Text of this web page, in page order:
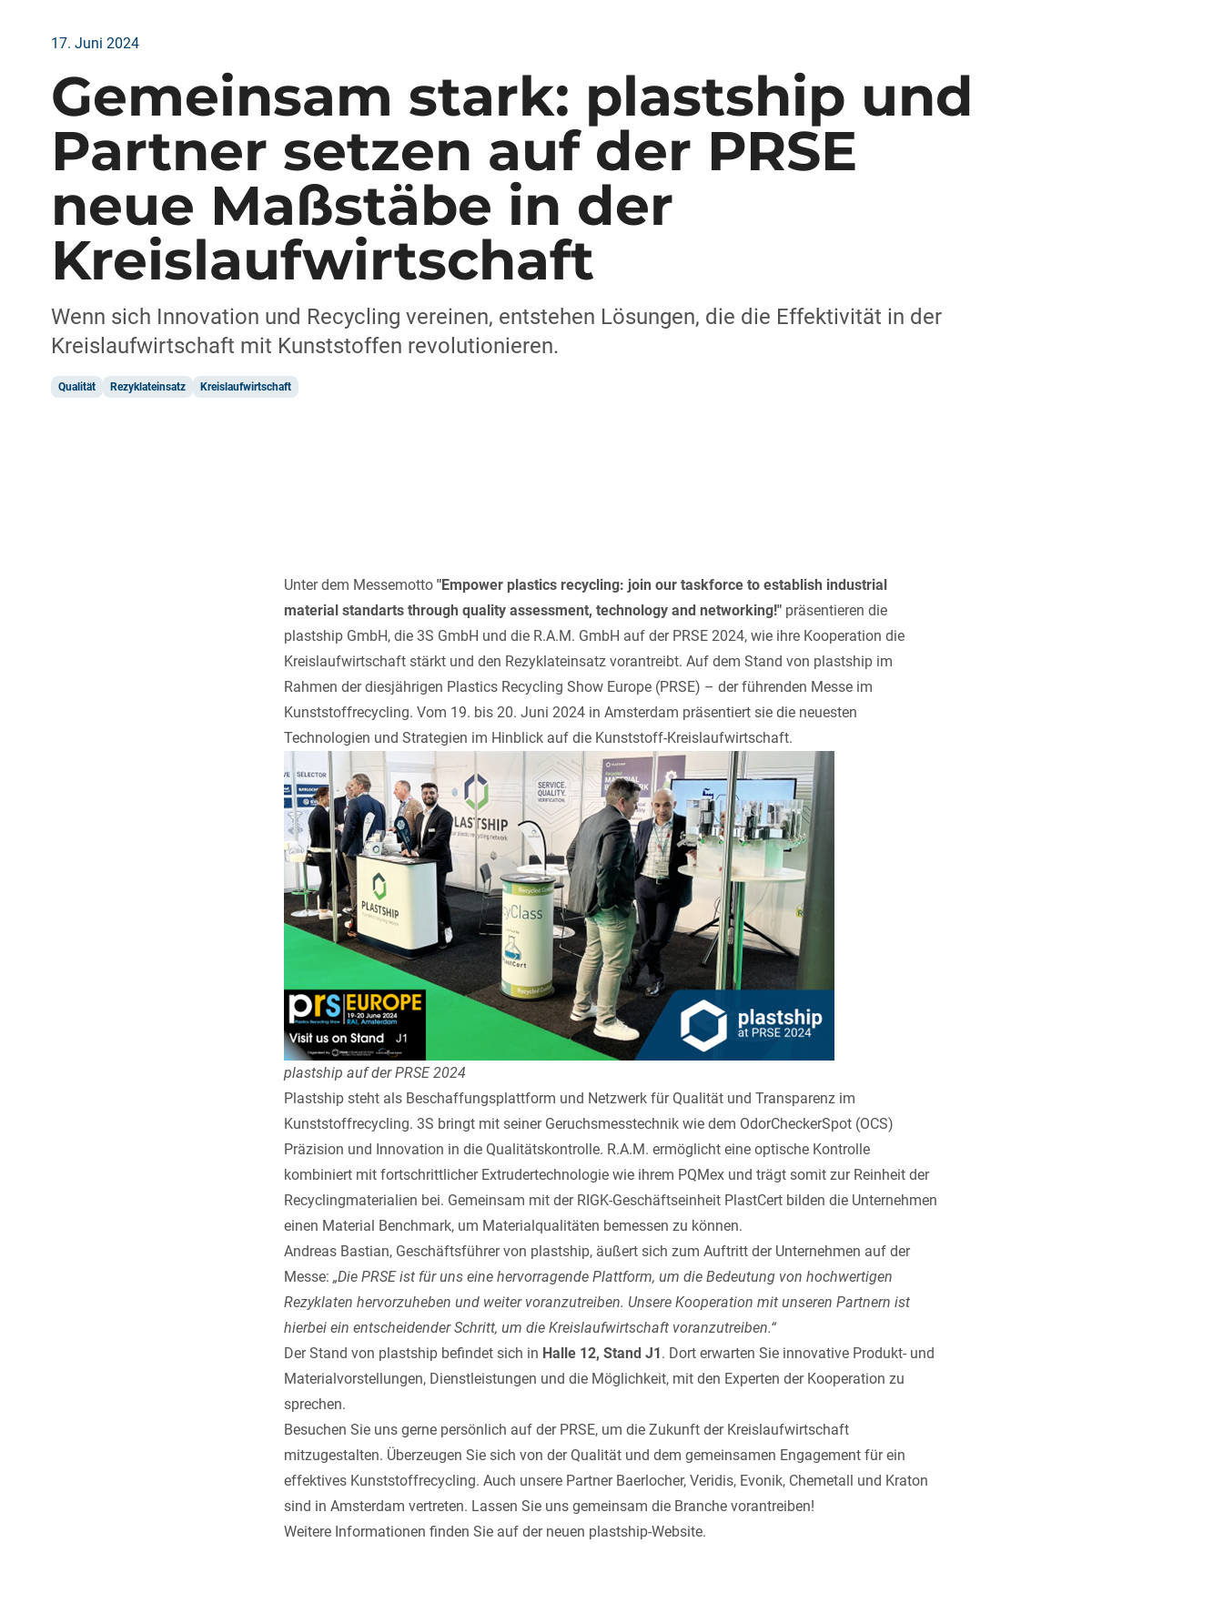
17. Juni 2024
Gemeinsam stark: plastship und
Partner setzen auf der PRSE
neue Maßstäbe in der
Kreislaufwirtschaft
Wenn sich Innovation und Recycling vereinen, entstehen Lösungen, die die Effektivität in der
Kreislaufwirtschaft mit Kunststoffen revolutionieren.
Qualität Rezyklateinsatz Kreislaufwirtschaft
Unter dem Messemotto "Empower plastics recycling: join our taskforce to establish industrial
material standarts through quality assessment, technology and networking!" präsentieren die
plastship GmbH, die 3S GmbH und die R.A.M. GmbH auf der PRSE 2024, wie ihre Kooperation die
Kreislaufwirtschaft stärkt und den Rezyklateinsatz vorantreibt. Auf dem Stand von plastship im
Rahmen der diesjährigen Plastics Recycling Show Europe (PRSE) – der führenden Messe im
Kunststoffrecycling. Vom 19. bis 20. Juni 2024 in Amsterdam präsentiert sie die neuesten
Technologien und Strategien im Hinblick auf die Kunststoff-Kreislaufwirtschaft.
plastship auf der PRSE 2024
Plastship steht als Beschaffungsplattform und Netzwerk für Qualität und Transparenz im
Kunststoffrecycling. 3S bringt mit seiner Geruchsmesstechnik wie dem OdorCheckerSpot (OCS)
Präzision und Innovation in die Qualitätskontrolle. R.A.M. ermöglicht eine optische Kontrolle
kombiniert mit fortschrittlicher Extrudertechnologie wie ihrem PQMex und trägt somit zur Reinheit der
Recyclingmaterialien bei. Gemeinsam mit der RIGK-Geschäftseinheit PlastCert bilden die Unternehmen
einen Material Benchmark, um Materialqualitäten bemessen zu können.
Andreas Bastian, Geschäftsführer von plastship, äußert sich zum Auftritt der Unternehmen auf der
Messe: „Die PRSE ist für uns eine hervorragende Plattform, um die Bedeutung von hochwertigen
Rezyklaten hervorzuheben und weiter voranzutreiben. Unsere Kooperation mit unseren Partnern ist
hierbei ein entscheidender Schritt, um die Kreislaufwirtschaft voranzutreiben.“
Der Stand von plastship befindet sich in Halle 12, Stand J1. Dort erwarten Sie innovative Produkt- und
Materialvorstellungen, Dienstleistungen und die Möglichkeit, mit den Experten der Kooperation zu
sprechen.
Besuchen Sie uns gerne persönlich auf der PRSE, um die Zukunft der Kreislaufwirtschaft
mitzugestalten. Überzeugen Sie sich von der Qualität und dem gemeinsamen Engagement für ein
effektives Kunststoffrecycling. Auch unsere Partner Baerlocher, Veridis, Evonik, Chemetall und Kraton
sind in Amsterdam vertreten. Lassen Sie uns gemeinsam die Branche vorantreiben!
Weitere Informationen finden Sie auf der neuen plastship-Website.